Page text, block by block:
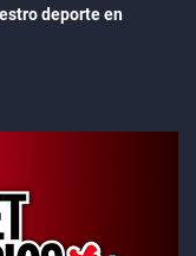
deporte en